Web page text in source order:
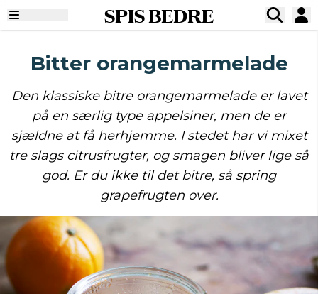
SPIS BEDRE
Bitter orangemarmelade
Den klassiske bitre orangemarmelade er lavet
på en særlig type appelsiner, men de er
sjældne at få herhjemme. I stedet har vi mixet
tre slags citrusfrugter, og smagen bliver lige så
god. Er du ikke til det bitre, så spring
grapefrugten over.